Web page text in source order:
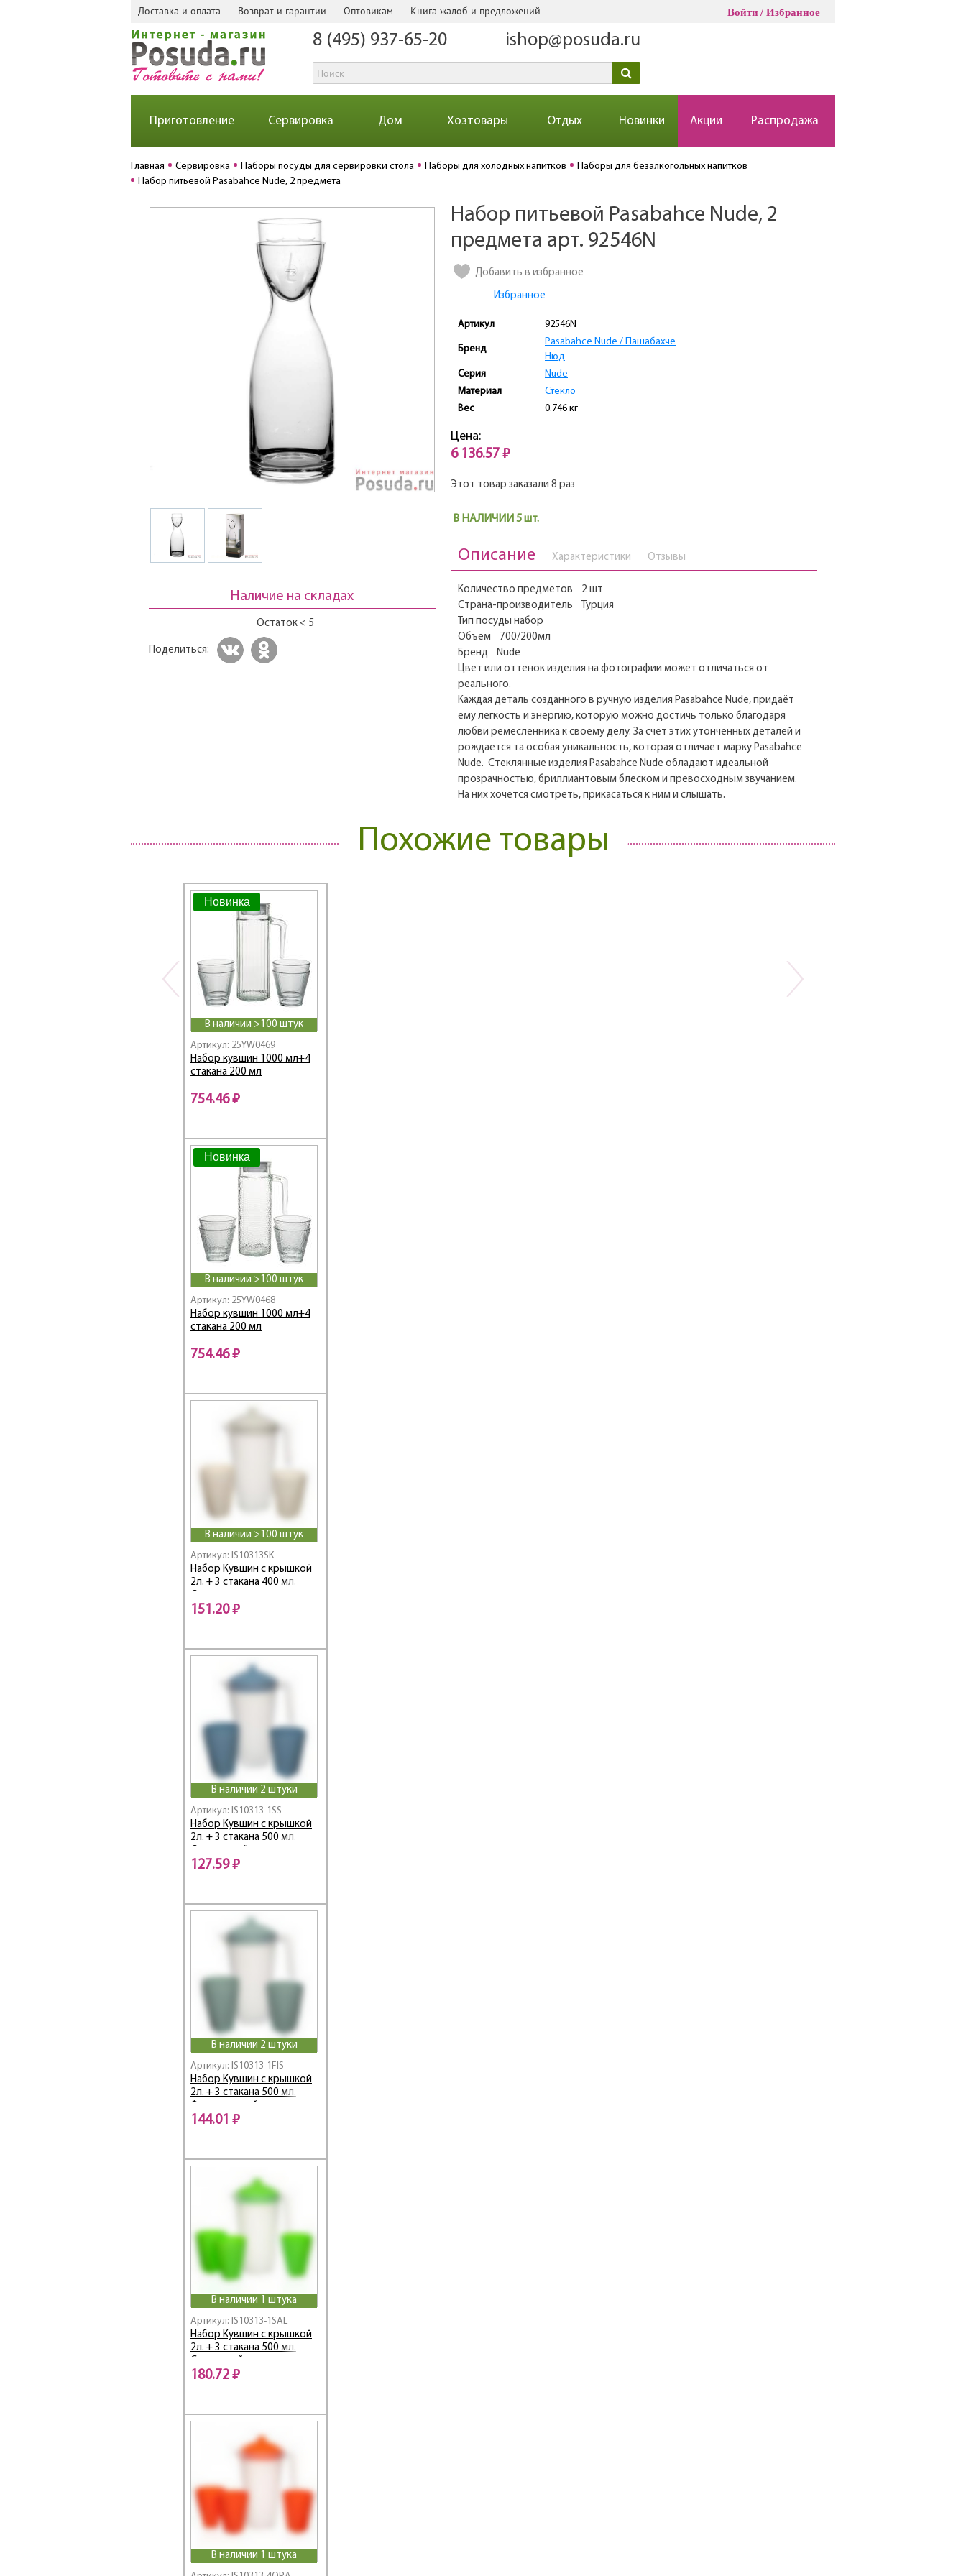
Доставка и оплата Возврат и гарантии Оптовикам Книга жалоб и предложений Войти Избранное
8 (495) 937-65-20 ishop@posuda.ru
Приготовление Сервировка Дом Хозтовары Отдых Новинки Акции Распродажа
Главная Сервировка Наборы посуды для сервировки стола Наборы для холодных напитков
Наборы для безалкогольных напитков
Набор питьевой Pasabahce Nude, 2 предмета
Наличие на складах
Остаток < 5
Поделиться:
Набор питьевой Pasabahce Nude, 2
предмета арт. 92546N
Добавить в избранное
Избранное
Артикул 92546N
Бренд
Pasabahce Nude / Пашабахче
Нюд
Серия
Nude
Материал
Стекло
Вес
0.746 кг
Цена:
6 136.57 ₽
Этот товар заказали 8 раз
В НАЛИЧИИ 5 шт.
Описание Характеристики Отзывы
Количество предметов 2 шт
Страна-производитель Турция
Тип посуды набор
Объем 700/200мл
Бренд Nude
Цвет или оттенок изделия на фотографии может отличаться от
реального.
Каждая деталь созданного в ручную изделия Pasabahce Nude, придаёт
ему легкость и энергию, которую можно достичь только благодаря
любви ремесленника к своему делу. За счёт этих утонченных деталей и
рождается та особая уникальность, которая отличает марку Pasabahce
Nude. Стеклянные изделия Pasabahce Nude обладают идеальной
прозрачностью, бриллиантовым блеском и превосходным звучанием.
На них хочется смотреть, прикасаться к ним и слышать.
Количество
Похожие товары
Новинка
В наличии >100 штук
Артикул: 25YW0469
Набор кувшин 1000 мл+4
стакана 200 мл
754.46 ₽
Новинка
В наличии >100 штук
Артикул: 25YW0468
Набор кувшин 1000 мл+4
стакана 200 мл
754.46 ₽
В наличии >100 штук
Артикул: IS10313SK
Набор Кувшин с крышкой
2л. + 3 стакана 400 мл.
151.20 ₽
В наличии 2 штуки
Артикул: IS10313-1SS
Набор Кувшин с крышкой
2л. + 3 стакана 500 мл.
127.59 ₽
В наличии 2 штуки
Артикул: IS10313-1FIS
Набор Кувшин с крышкой
2л. + 3 стакана 500 мл.
144.01 ₽
В наличии 1 штука
Артикул: IS10313-1SAL
Набор Кувшин с крышкой
2л. + 3 стакана 500 мл.
180.72 ₽
В наличии 1 штука